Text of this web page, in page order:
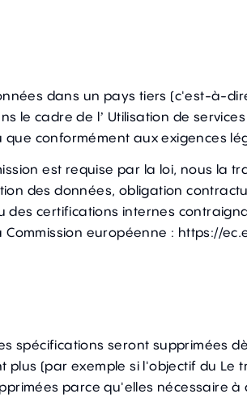
dans un pays tiers (c'est-à-
le cadre de l’ Utilisation de
conformément aux exigences
est requise par la loi, nous la
des données, obligation
certifications internes
européenne : https://
spécifications seront supprimées
(par exemple si l'objectif du Le
parce qu'elles nécessaire